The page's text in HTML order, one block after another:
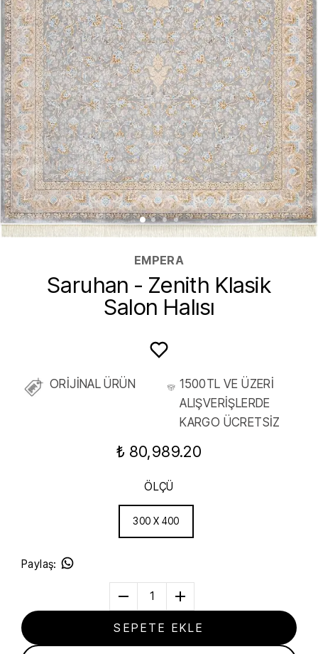
EMPERA
Saruhan - Zenith Klasik
Salon Halısı
ORİJİNAL ÜRÜN
1500TL VE ÜZERİ
ALIŞVERİŞLERDE
KARGO ÜCRETSİZ
₺ 80,989.20
ÖLÇÜ
300 X 400
Paylaş:
1
SEPETE EKLE